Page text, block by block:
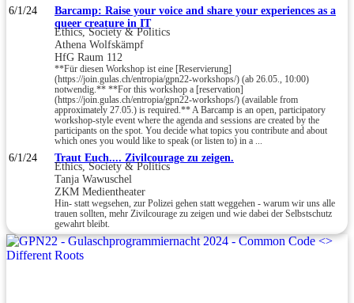
6/1/24
Barcamp: Raise your voice and share your experiences as a
queer creature in IT
Ethics, Society & Politics
Athena Wolfskämpf
HfG Raum 112
**Für diesen Workshop ist eine [Reservierung]
(https://join.gulas.ch/entropia/gpn22-workshops/) (ab 26.05., 10:00)
notwendig.** **For this workshop a [reservation]
(https://join.gulas.ch/entropia/gpn22-workshops/) (available from
approximately 27.05.) is required.** A Barcamp is an open, participatory
workshop-style event where the agenda and sessions are created by the
participants on the spot. You decide what topics you contribute and about
which ones you would like to speak (or listen to) in a ...
6/1/24 Traut Euch.... Zivilcourage zu zeigen.
Ethics, Society & Politics
Tanja Wawuschel
ZKM Medientheater
Hin- statt wegsehen, zur Polizei gehen statt weggehen - warum wir uns alle
trauen sollten, mehr Zivilcourage zu zeigen und wie dabei der Selbstschutz
gewahrt bleibt.